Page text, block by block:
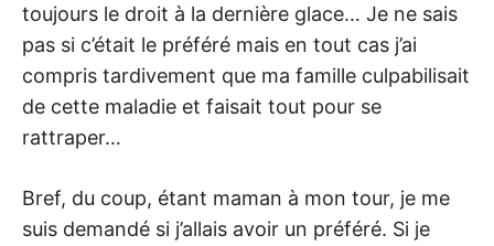
toujours le droit à la dernière glace… Je ne sais
pas si c’était le préféré mais en tout cas j’ai
compris tardivement que ma famille culpabilisait
de cette maladie et faisait tout pour se
rattraper…
Bref, du coup, étant maman à mon tour, je me
suis demandé si j’allais avoir un préféré. Si je